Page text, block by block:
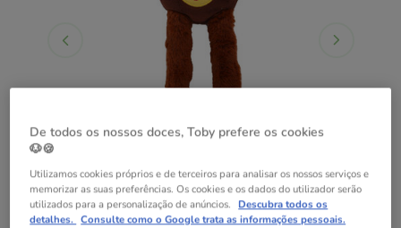
De todos os nossos doces, Toby prefere os cookies
🐶🍪
Utilizamos cookies próprios e de terceiros para analisar os nossos serviços e
memorizar as suas preferências. Os cookies e os dados do utilizador serão
utilizados para a personalização de anúncios. Descubra todos os
detalhes. Consulte como o Google trata as informações pessoais.